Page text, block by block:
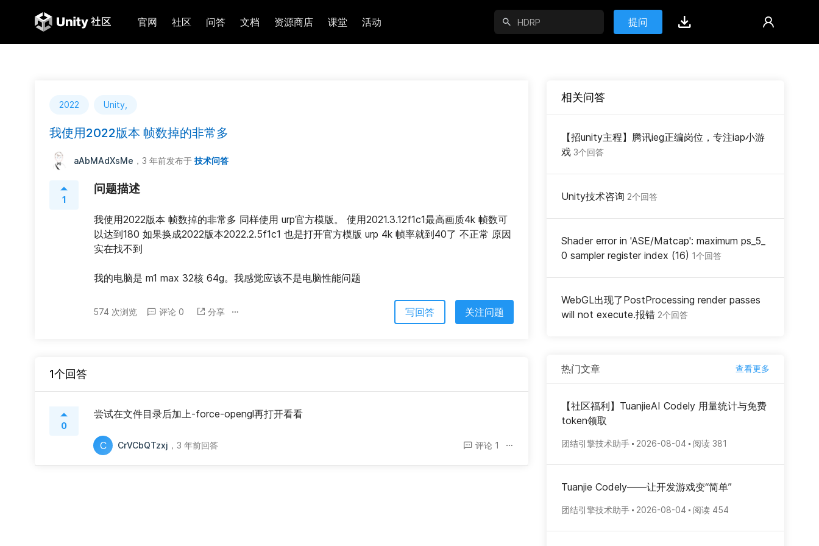
官网 社区 问答 文档 资源商店 课堂 活动 提问
2022 Unity,
我使用2022版本 帧数掉的非常多
aAbMAdXsMe ，3 年前发布于 技术问答
1
问题描述
我使用2022版本 帧数掉的非常多 同样使用 urp官方模版。 使用2021.3.12f1c1最高画质4k 帧数可
以达到180 如果换成2022版本2022.2.5f1c1 也是打开官方模版 urp 4k 帧率就到40了 不正常 原因
实在找不到
我的电脑是 m1 max 32核 64g。我感觉应该不是电脑性能问题
574 次浏览 评论 0 分享 写回答 关注问题
1个回答
0
尝试在文件目录后加上-force-opengl再打开看看
C CrVCbQTzxj ， 3 年前回答 评论 1
相关问答
【招unity主程】腾讯ieg正编岗位，专注iap小游
戏 3个回答
Unity技术咨询 2个回答
Shader error in 'ASE/Matcap': maximum ps_5_
0 sampler register index (16) 1个回答
WebGL出现了PostProcessing render passes
will not execute.报错 2个回答
热门文章 查看更多
【社区福利】TuanjieAI Codely 用量统计与免费
token领取
团结引擎技术助手 2026-08-04 阅读 381
Tuanjie Codely——让开发游戏变“简单”
团结引擎技术助手 2026-08-04 阅读 454